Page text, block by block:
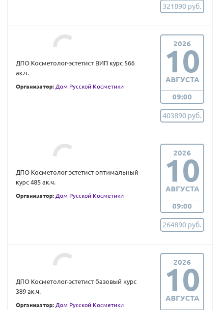
321890 руб.
ДПО Косметолог-эстетист ВИП курс 566
ак.ч.
Организатор: Дом Русской Косметики
2026
10
АВГУСТА
09:00
403890 руб.
ДПО Косметолог-эстетист оптимальный
курс 485 ак.ч.
Организатор: Дом Русской Косметики
2026
10
АВГУСТА
09:00
264890 руб.
ДПО Косметолог-эстетист базовый курс
389 ак.ч.
Организатор: Дом Русской Косметики
2026
10
АВГУСТА